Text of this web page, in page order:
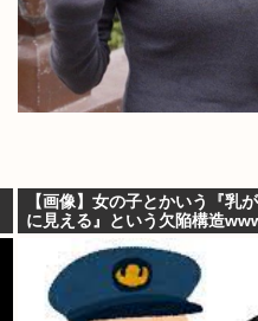
【画像】女の子とかいう『乳
に見える』という欠陥構造